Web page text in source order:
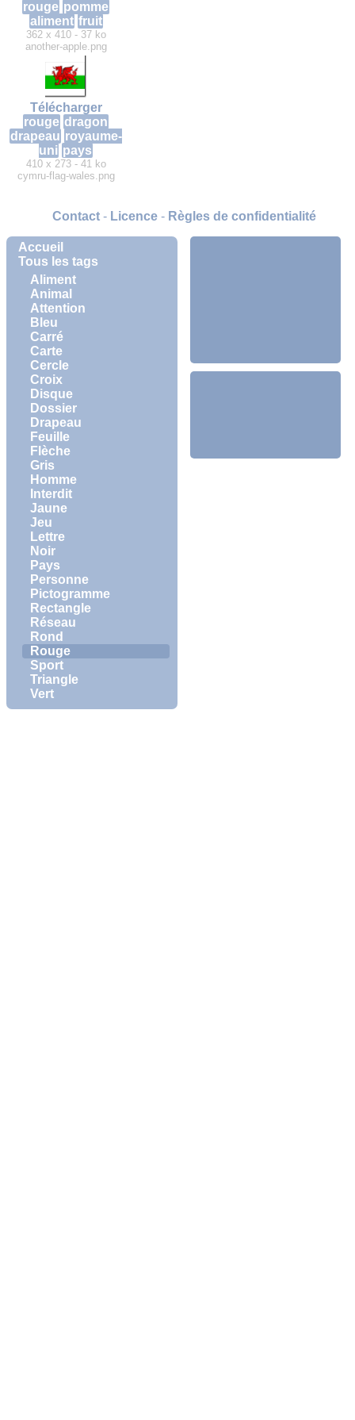
Accueil
Tous les tags
Aliment
Animal
Attention
Bleu
Carré
Carte
Cercle
Croix
Disque
Dossier
Drapeau
Feuille
Flèche
Gris
Homme
Interdit
Jaune
Jeu
Lettre
Noir
Pays
Personne
Pictogramme
Rectangle
Réseau
Rond
Rouge
Sport
Triangle
Vert
rouge pomme
aliment fruit
362 x 410 - 37 ko
another-apple.png
Télécharger
rouge dragon
drapeau royaume-
uni pays
410 x 273 - 41 ko
cymru-flag-wales.png
Contact- Licence- Règles de confidentialité